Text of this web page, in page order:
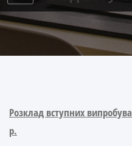
Розклад вступних
р.